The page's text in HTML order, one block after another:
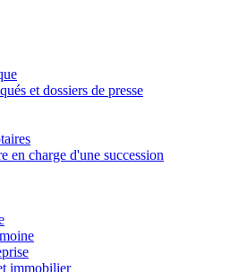
et dossiers de presse
en charge d'une succession
immobilier